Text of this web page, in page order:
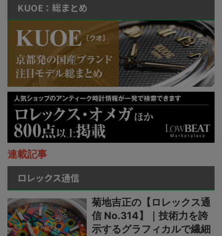
KUOE：総まとめ
連載記事
ロレックス通信
菊地吉正の【ロレックス通
信 No.314】｜技術力を誇
示するグラフィカルで繊細